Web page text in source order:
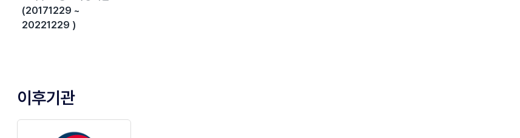
(20171229 ~
20221229 )
이후기관